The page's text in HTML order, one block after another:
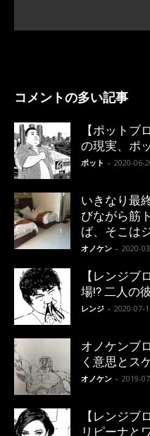
コメントの多い記事
【ポットブ
の現実、ポ
ポット - 2020-06-
いきなり最
びながら筋
ば、そこは
オノケン - 2020-
【レンジブ
場!? 二人の
レンジ - 2020-07-
オノケンブ
く意思とス
オノケン - 2019-
【レンジブ
リピーナと